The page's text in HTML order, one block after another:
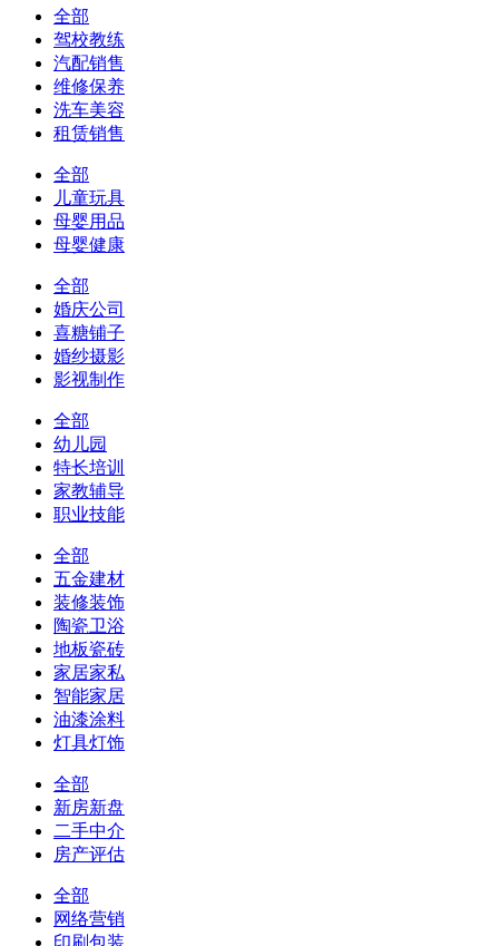
全部
驾校教练
汽配销售
维修保养
洗车美容
租赁销售
全部
儿童玩具
母婴用品
母婴健康
全部
婚庆公司
喜糖铺子
婚纱摄影
影视制作
全部
幼儿园
特长培训
家教辅导
职业技能
全部
五金建材
装修装饰
陶瓷卫浴
地板瓷砖
家居家私
智能家居
油漆涂料
灯具灯饰
全部
新房新盘
二手中介
房产评估
全部
网络营销
印刷包装